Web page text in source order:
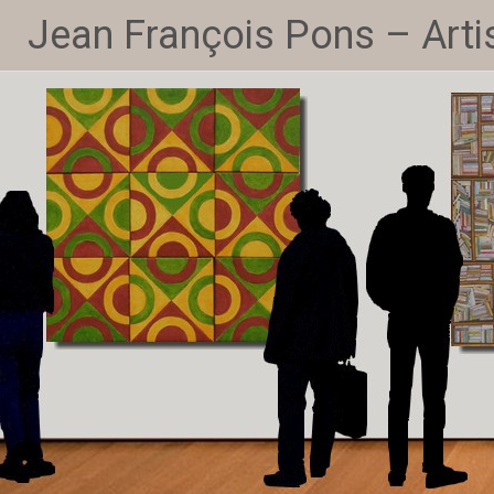
Jean François Pons –